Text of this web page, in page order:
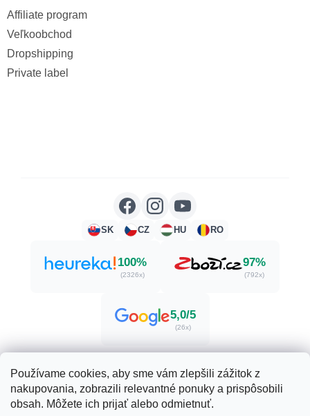
Používame cookies, aby sme vám zlepšili zážitok z
nakupovania, zobrazili relevantné ponuky a prispôsobili
obsah. Môžete ich prijať alebo odmietnuť.
Affiliate program
Veľkoobchod
Dropshipping
Private label
SK CZ HU RO
100%
(2326x)
97%
(792x)
5,0/5
(26x)
Vytvoril Shoptet